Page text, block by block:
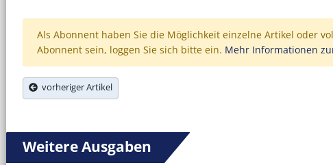
Als Abonnent haben Sie die Möglichkeit einzelne Artikel oder
Abonnent sein, loggen Sie sich bitte ein. Mehr Informationen
vorheriger Artikel
Weitere Ausgaben